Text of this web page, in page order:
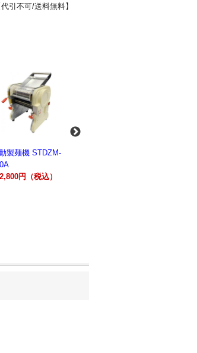
引不可/送料無料】
用スパイラルミ
ー 10L